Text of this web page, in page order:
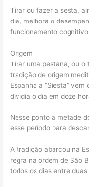
Tirar ou fazer a sesta,
dia, melhora o
funcionamento cognitivo.
Origem
Tirar uma pestana, ou o
tradição de origem
Espanha a “Siesta”
dividia o dia em doze
Nesse ponto a metade
esse período para
A tradição abarcou na
regra na ordem de São
todos os dias entre